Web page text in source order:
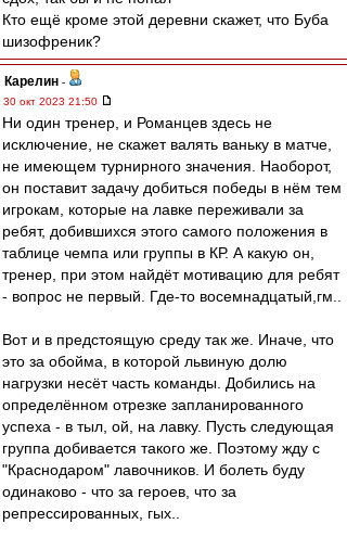
Кто ещё кроме этой деревни скажет, что Буба
шизофреник?
Карелин -
30 окт 2023 21:50
Ни один тренер, и Романцев здесь не
исключение, не скажет валять ваньку в матче,
не имеющем турнирного значения. Наоборот,
он поставит задачу добиться победы в нём тем
игрокам, которые на лавке переживали за
ребят, добившихся этого самого положения в
таблице чемпа или группы в КР. А какую он,
тренер, при этом найдёт мотивацию для ребят
- вопрос не первый. Где-то восемнадцатый,гм..
Вот и в предстоящую среду так же. Иначе, что
это за обойма, в которой львиную долю
нагрузки несёт часть команды. Добились на
определённом отрезке запланированного
успеха - в тыл, ой, на лавку. Пусть следующая
группа добивается такого же. Поэтому жду с
"Краснодаром" лавочников. И болеть буду
одинаково - что за героев, что за
репрессированных, гых..